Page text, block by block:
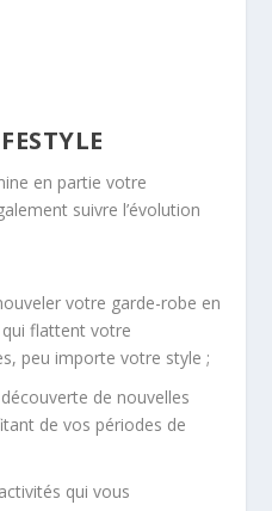
en partie votre
suivre l’évolution
votre garde-robe en
flattent votre
peu importe votre style ;
de nouvelles
de vos périodes de
qui vous